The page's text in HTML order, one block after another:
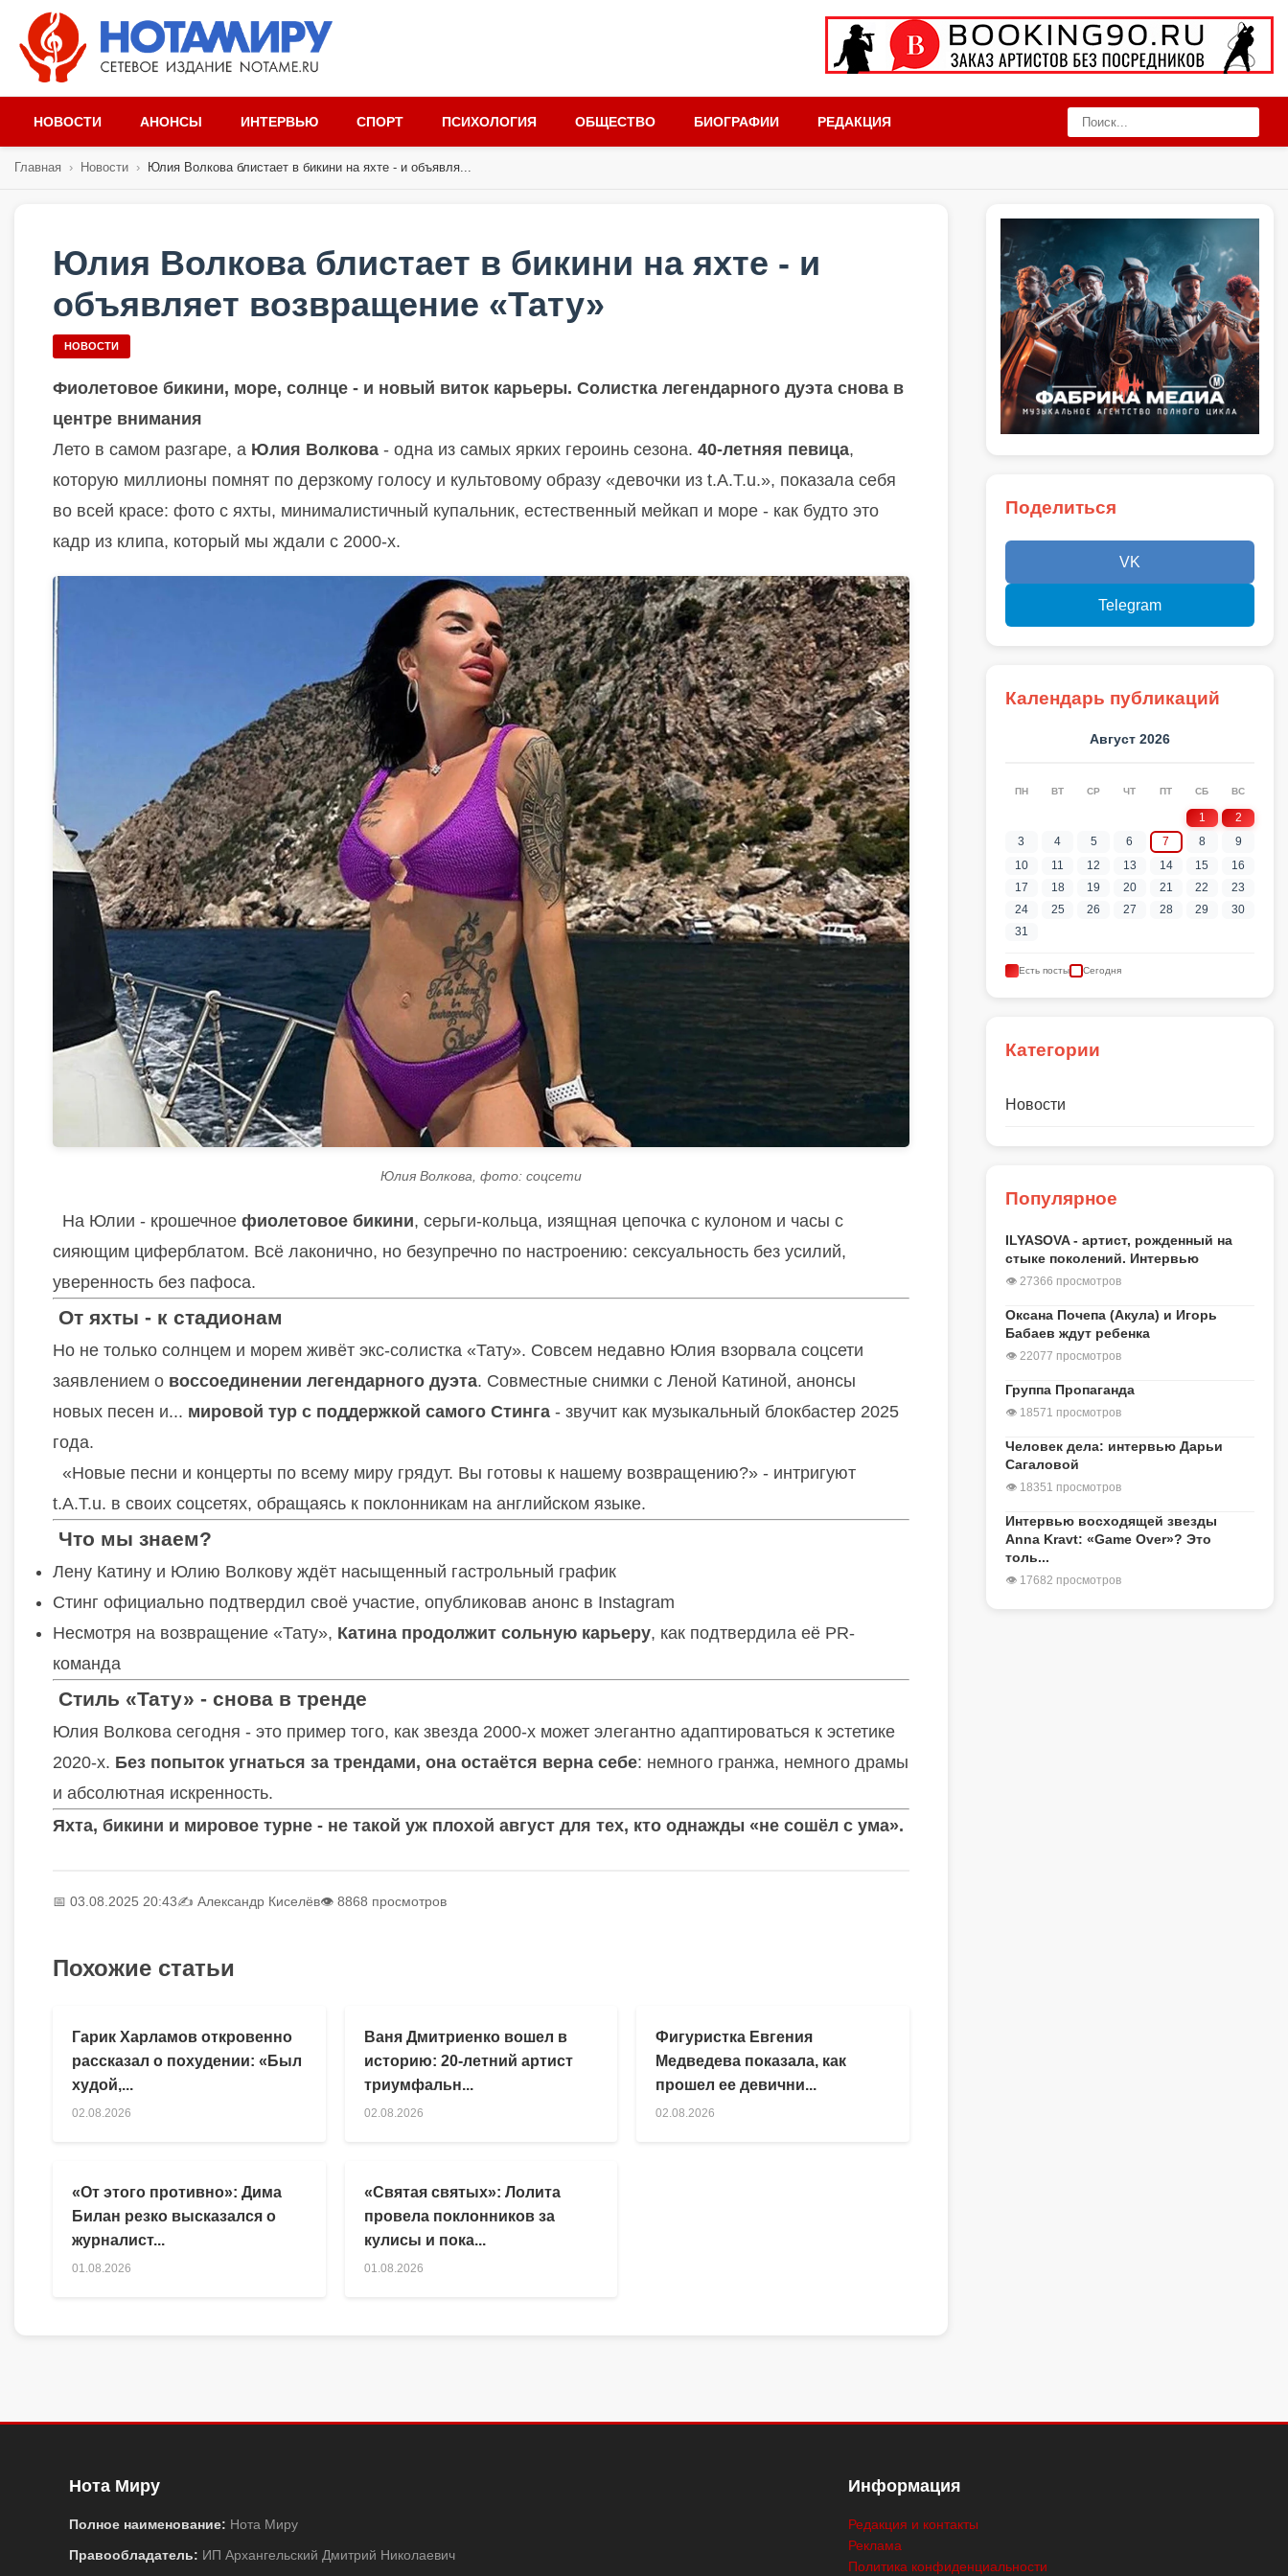
НОВОСТИ АНОНСЫ ИНТЕРВЬЮ СПОРТ ПСИХОЛОГИЯ ОБЩЕСТВО БИОГРАФИИ РЕДАКЦИЯ
Главная › Новости › Юлия Волкова блистает в бикини на яхте - и объявля...
Юлия Волкова блистает в бикини на яхте - и
объявляет возвращение «Тату»
НОВОСТИ
Фиолетовое бикини, море, солнце - и новый виток карьеры. Солистка легендарного дуэта снова в
центре внимания
Лето в самом разгаре, а Юлия Волкова - одна из самых ярких героинь сезона. 40-летняя певица,
которую миллионы помнят по дерзкому голосу и культовому образу «девочки из t.A.T.u.», показала себя
во всей красе: фото с яхты, минималистичный купальник, естественный мейкап и море - как будто это
кадр из клипа, который мы ждали с 2000-х.
Юлия Волкова, фото: соцсети
На Юлии - крошечное фиолетовое бикини, серьги-кольца, изящная цепочка с кулоном и часы с
сияющим циферблатом. Всё лаконично, но безупречно по настроению: сексуальность без усилий,
уверенность без пафоса.
От яхты - к стадионам
Но не только солнцем и морем живёт экс-солистка «Тату». Совсем недавно Юлия взорвала соцсети
заявлением о воссоединении легендарного дуэта. Совместные снимки с Леной Катиной, анонсы
новых песен и... мировой тур с поддержкой самого Стинга - звучит как музыкальный блокбастер 2025
года.
«Новые песни и концерты по всему миру грядут. Вы готовы к нашему возвращению?» - интригуют
t.A.T.u. в своих соцсетях, обращаясь к поклонникам на английском языке.
Что мы знаем?
Лену Катину и Юлию Волкову ждёт насыщенный гастрольный график
Стинг официально подтвердил своё участие, опубликовав анонс в Instagram
Несмотря на возвращение «Тату», Катина продолжит сольную карьеру, как подтвердила её PR-
команда
Стиль «Тату» - снова в тренде
Юлия Волкова сегодня - это пример того, как звезда 2000-х может элегантно адаптироваться к эстетике
2020-х. Без попыток угнаться за трендами, она остаётся верна себе: немного гранжа, немного драмы
и абсолютная искренность.
Яхта, бикини и мировое турне - не такой уж плохой август для тех, кто однажды «не сошёл с ума».
📅 03.08.2025 20:43✍️ Александр Киселёв👁 8868 просмотров
Похожие статьи
Гарик Харламов откровенно
рассказал о похудении: «Был
худой,...
02.08.2026
Ваня Дмитриенко вошел в
историю: 20-летний артист
триумфальн...
02.08.2026
Фигуристка Евгения
Медведева показала, как
прошел ее девични...
02.08.2026
«От этого противно»: Дима
Билан резко высказался о
журналист...
01.08.2026
«Святая святых»: Лолита
провела поклонников за
кулисы и пока...
01.08.2026
Поделиться
VK
Telegram
Календарь публикаций
Август 2026
ПН ВТ СР ЧТ ПТ СБ ВС
1
2
3
4 5 6 7 8
9
10
11 12 13 14 15
16
17
18 19 20 21 22
23
24
25 26 27 28 29
30
31
Есть посты Сегодня
Категории
Новости
Популярное
ILYASOVA - артист, рожденный на
стыке поколений. Интервью
👁 27366 просмотров
Оксана Почепа (Акула) и Игорь
Бабаев ждут ребенка
👁 22077 просмотров
Группа Пропаганда
👁 18571 просмотров
Человек дела: интервью Дарьи
Сагаловой
👁 18351 просмотров
Интервью восходящей звезды
Anna Kravt: «Game Over»? Это
толь...
👁 17682 просмотров
Нота Миру
Полное наименование: Нота Миру
Правообладатель: ИП Архангельский Дмитрий Николаевич
Информация
Редакция и контакты
Реклама
Политика конфиденциальности